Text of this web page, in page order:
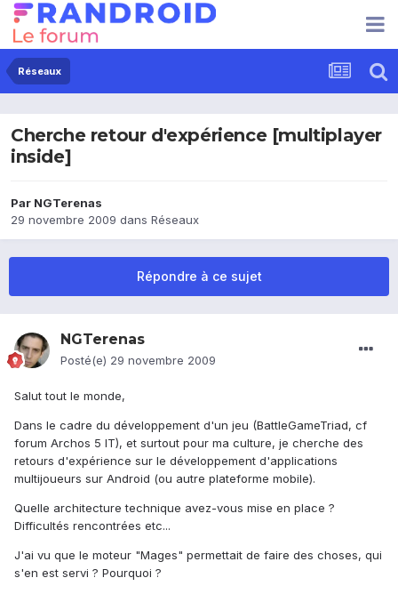
Réseaux
Cherche retour d'expérience [multiplayer
inside]
Par NGTerenas
29 novembre 2009 dans Réseaux
Répondre à ce sujet
NGTerenas
Posté(e) 29 novembre 2009
Salut tout le monde,
Dans le cadre du développement d'un jeu (BattleGameTriad, cf
forum Archos 5 IT), et surtout pour ma culture, je cherche des
retours d'expérience sur le développement d'applications
multijoueurs sur Android (ou autre plateforme mobile).
Quelle architecture technique avez-vous mise en place ?
Difficultés rencontrées etc...
J'ai vu que le moteur "Mages" permettait de faire des choses, qui
s'en est servi ? Pourquoi ?